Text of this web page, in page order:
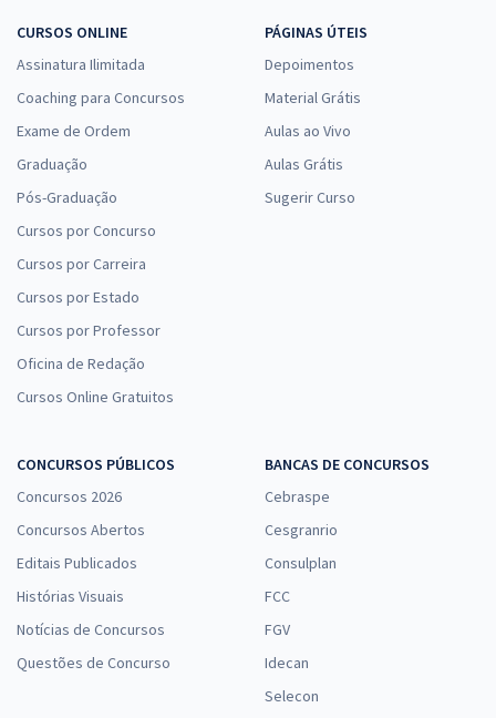
CURSOS ONLINE
Assinatura Ilimitada
Coaching para Concursos
Exame de Ordem
Graduação
Pós-Graduação
Cursos por Concurso
Cursos por Carreira
Cursos por Estado
Cursos por Professor
Oficina de Redação
Cursos Online Gratuitos
PÁGINAS ÚTEIS
Depoimentos
Material Grátis
Aulas ao Vivo
Aulas Grátis
Sugerir Curso
CONCURSOS PÚBLICOS
Concursos 2026
Concursos Abertos
Editais Publicados
Histórias Visuais
Notícias de Concursos
Questões de Concurso
BANCAS DE CONCURSOS
Cebraspe
Cesgranrio
Consulplan
FCC
FGV
Idecan
Selecon